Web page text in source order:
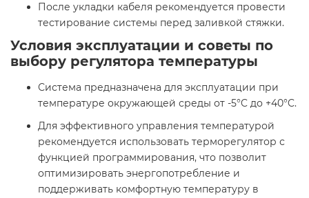
После укладки кабеля рекомендуется провести
тестирование системы перед заливкой стяжки.​
Условия эксплуатации и советы по
выбору регулятора температуры
Система предназначена для эксплуатации при
температуре окружающей среды от -5°C до +40°C.​
Для эффективного управления температурой
рекомендуется использовать терморегулятор с
функцией программирования, что позволит
оптимизировать энергопотребление и
поддерживать комфортную температуру в